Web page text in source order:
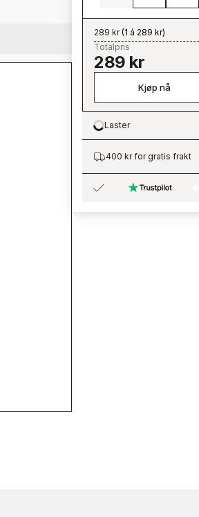
289 kr(1 á 289 kr)
Totalpris
289 kr
Kjøp nå
Loading…
Laster
400 kr for gratis frakt